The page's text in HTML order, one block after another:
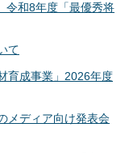
令和8年度「最優秀将
て
育成事業」2026年度
メディア向け発表会